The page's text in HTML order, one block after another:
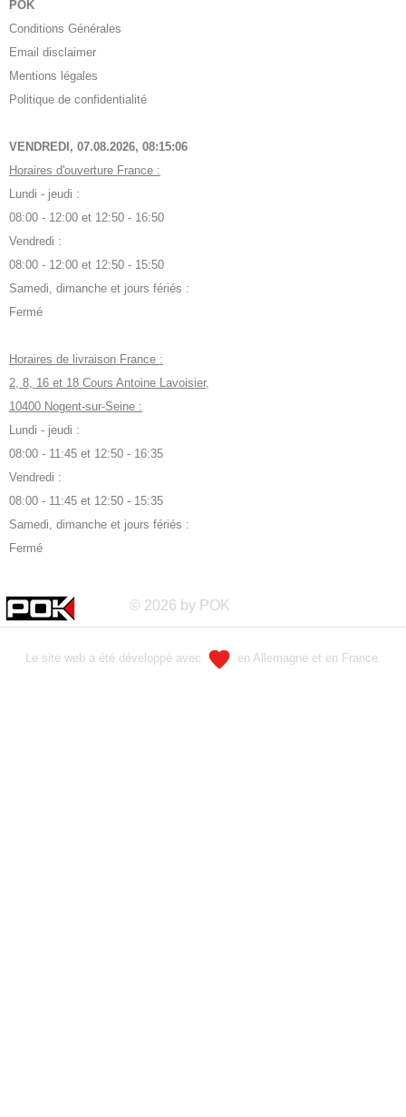
POK
Conditions Générales
Email disclaimer
Mentions légales
Politique de confidentialité
VENDREDI, 07.08.2026, 08:15:07
Horaires d'ouverture France :
Lundi - jeudi :
08:00 - 12:00 et 12:50 - 16:50
Vendredi :
08:00 - 12:00 et 12:50 - 15:50
Samedi, dimanche et jours fériés :
Fermé
Horaires de livraison France :
2, 8, 16 et 18 Cours Antoine Lavoisier,
10400 Nogent-sur-Seine :
Lundi - jeudi :
08:00 - 11:45 et 12:50 - 16:35
Vendredi :
08:00 - 11:45 et 12:50 - 15:35
Samedi, dimanche et jours fériés :
Fermé
© 2026 by POK
Le site web a été développé avec en Allemagne et en France.